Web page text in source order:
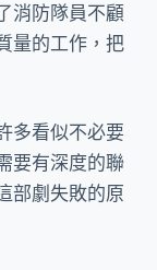
消防隊員不顧
量的工作，把
多看似不必要
要有深度的聯
部劇失敗的原